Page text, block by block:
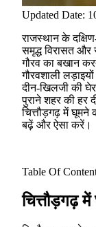
Updated Date:
राजस्थान के
समृद्ध विरासत
गौरव का बखान
गौरवशाली
दीन-खिलजी की
पुराने शहर की हर
चित्तौड़गढ़ में घूमने
बढ़ें और ऐसा करें।
Table Of
चित्तौड़गढ़